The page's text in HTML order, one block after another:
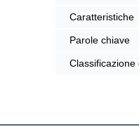
Caratteristiche
Parole chiave
Classificazione